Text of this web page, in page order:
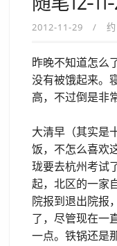
2012-11-29
昨晚不知道怎么
没有被饿起来。
高，不过倒是非
大清早（其实是
饭，不怎么喜欢
珑要去杭州考试
起，北区的一家
院报到退出院报
了，尽管现在一
一点。铁锅还是